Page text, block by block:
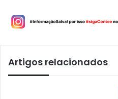
Artigos relacionados